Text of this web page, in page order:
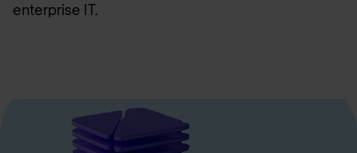
enterprise IT.